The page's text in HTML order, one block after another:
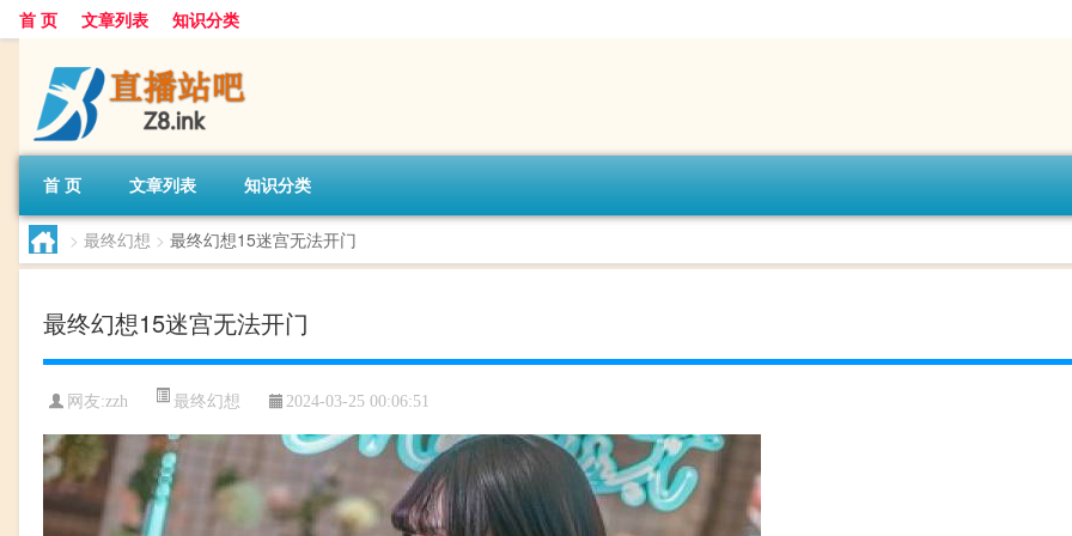
首 页 文章列表 知识分类
首 页 文章列表 知识分类
> 最终幻想 > 最终幻想15迷宫无法开门
最终幻想15迷宫无法开门
网友:zzh 最终幻想 2024-03-25 00:06:51